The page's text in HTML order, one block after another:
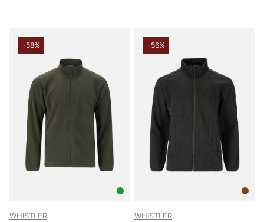
-58%
WHISTLER
-56%
WHISTLER